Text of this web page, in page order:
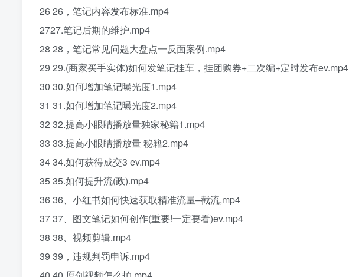
26 26，笔记内容发布标准.mp4
2727.笔记后期的维护.mp4
28 28，笔记常见问题大盘点一反面案例.mp4
29 29.(商家买手实体)如何发笔记挂车，挂团购券+二次编+定时发布ev.mp4
30 30.如何增加笔记曝光度1.mp4
31 31.如何增加笔记曝光度2.mp4
32 32.提高小眼睛播放量独家秘籍1.mp4
33 33.提高小眼睛播放量 秘籍2.mp4
34 34.如何获得成交3 ev.mp4
35 35.如何提升流(政).mp4
36 36、小红书如何快速获取精准流量–截流,mp4
37 37、图文笔记如何创作(重要!一定要看)ev.mp4
38 38、视频剪辑.mp4
39 39，违规判罚申诉.mp4